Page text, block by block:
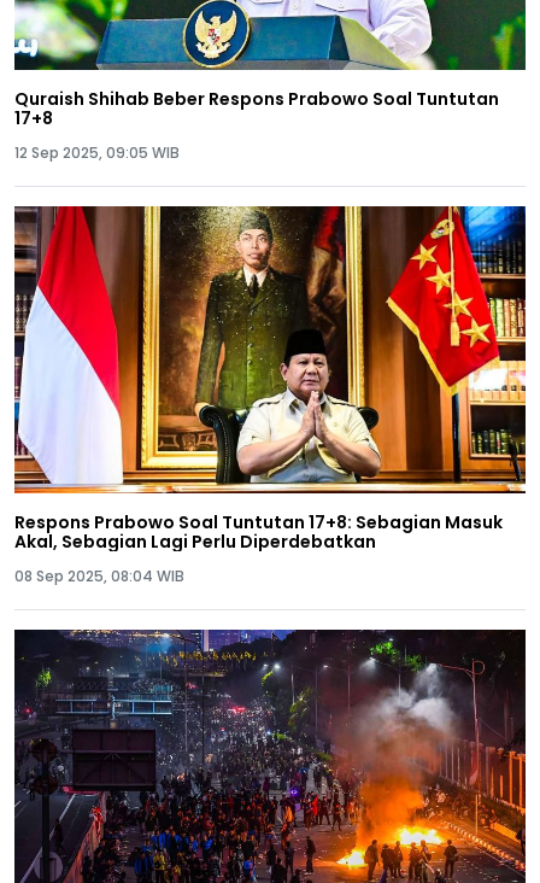
Quraish Shihab Beber Respons Prabowo Soal Tuntutan
17+8
12 Sep 2025, 09:05 WIB
Respons Prabowo Soal Tuntutan 17+8: Sebagian Masuk
Akal, Sebagian Lagi Perlu Diperdebatkan
08 Sep 2025, 08:04 WIB